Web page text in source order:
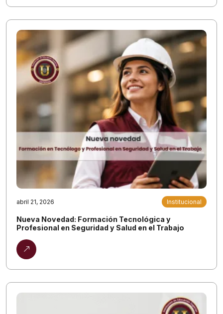
abril 21, 2026 Institucional
Nueva Novedad: Formación Tecnológica y
Profesional en Seguridad y Salud en el Trabajo